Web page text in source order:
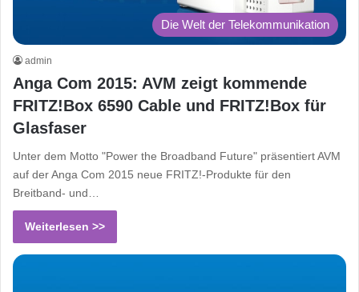
Die Welt der Telekommunikation
admin
Anga Com 2015: AVM zeigt kommende
FRITZ!Box 6590 Cable und FRITZ!Box für
Glasfaser
Unter dem Motto "Power the Broadband Future" präsentiert AVM
auf der Anga Com 2015 neue FRITZ!-Produkte für den
Breitband- und…
Weiterlesen >>